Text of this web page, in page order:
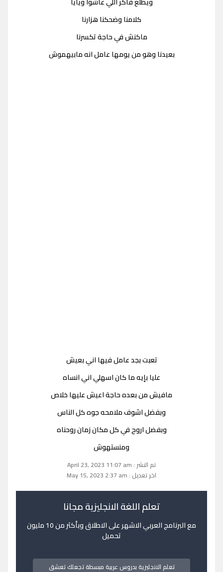
كلامنا وضحكنا هزارنا
ماكنش في حاجة تكسرنا
بعيدنا وهو من يومها عامل انه مابيهموش
تعبت بجد عامل فيها اني بعيش
عليا بإيه ما كان اسهلي اني انساه
مافيش من بعده حاجة اعيش عليها خلاص
وبفضل اشوف ملامحه جوه كل الناس
وبفضل اروح في كل مكان زمان روحناه
ومنستهوش
تم النشر : April 23, 2023 11:07 am
اخر تعديل : May 15, 2023 2:37 am
تعلم اللغة الانجليزية مجانا
مع البرنامج العربي الاشهر على الاطلاق وبأكثر من 10 مليون
تحميل
تعلم الانجليزية بدروس عربية مبسطة تجعلك تعشق